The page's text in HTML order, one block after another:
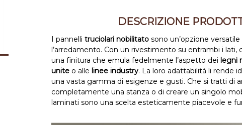
DESCRIZIONE
I pannelli truciolari nobilitato sono un’opzione
l’arredamento. Con un rivestimento su entrambi i lati,
una finitura che emula fedelmente l’aspetto dei legni
unite o alle linee industry. La loro adattabilità li rende
una vasta gamma di esigenze e gusti. Che si tratti di
completamente una stanza o di creare un singolo
laminati sono una scelta esteticamente piacevole e